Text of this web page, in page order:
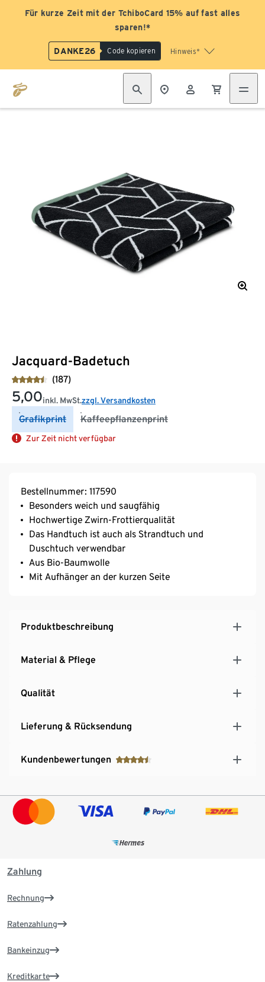
Für kurze Zeit mit der TchiboCard 15% auf fast alles
sparen!*
DANKE26 Code kopieren Hinweis*
Jacquard-Badetuch
(187)
5,00inkl. MwSt.zzgl. Versandkosten
Grafikprint Kaffeepflanzenprint
Zur Zeit nicht verfügbar
Bestellnummer: 117590
Besonders weich und saugfähig
Hochwertige Zwirn-Frottierqualität
Das Handtuch ist auch als Strandtuch und
Duschtuch verwendbar
Aus Bio-Baumwolle
Mit Aufhänger an der kurzen Seite
Produktbeschreibung
Material & Pflege
Qualität
Lieferung & Rücksendung
Kundenbewertungen
Zahlung
Rechnung
Ratenzahlung
Bankeinzug
Kreditkarte